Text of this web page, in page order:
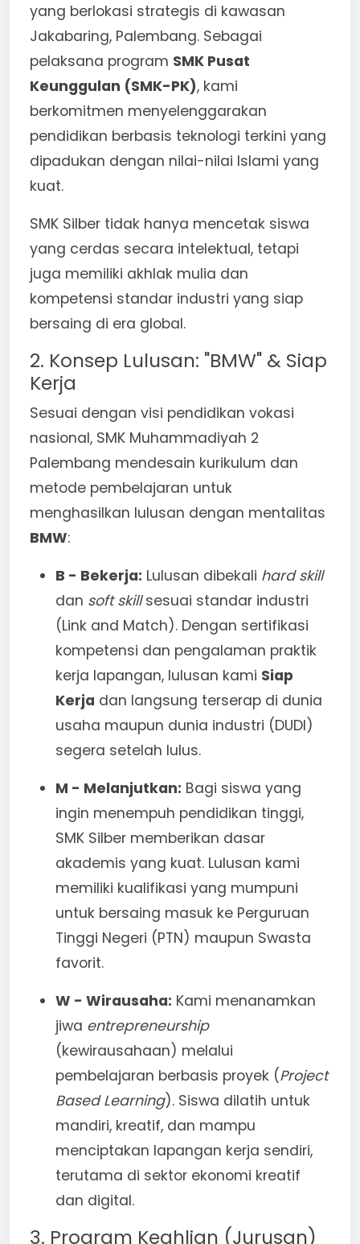
yang berlokasi strategis di kawasan
Jakabaring, Palembang. Sebagai
pelaksana program SMK Pusat
Keunggulan (SMK-PK), kami
berkomitmen menyelenggarakan
pendidikan berbasis teknologi terkini yang
dipadukan dengan nilai-nilai Islami yang
kuat.
SMK Silber tidak hanya mencetak siswa
yang cerdas secara intelektual, tetapi
juga memiliki akhlak mulia dan
kompetensi standar industri yang siap
bersaing di era global.
2. Konsep Lulusan: "BMW" & Siap
Kerja
Sesuai dengan visi pendidikan vokasi
nasional, SMK Muhammadiyah 2
Palembang mendesain kurikulum dan
metode pembelajaran untuk
menghasilkan lulusan dengan mentalitas
BMW:
B - Bekerja: Lulusan dibekali hard skill
dan soft skillsesuai standar industri
(Link and Match). Dengan sertifikasi
kompetensi dan pengalaman praktik
kerja lapangan, lulusan kami Siap
Kerja dan langsung terserap di dunia
usaha maupun dunia industri (DUDI)
segera setelah lulus.
M - Melanjutkan: Bagi siswa yang
ingin menempuh pendidikan tinggi,
SMK Silber memberikan dasar
akademis yang kuat. Lulusan kami
memiliki kualifikasi yang mumpuni
untuk bersaing masuk ke Perguruan
Tinggi Negeri (PTN) maupun Swasta
favorit.
W - Wirausaha: Kami menanamkan
jiwa entrepreneurship
(kewirausahaan) melalui
pembelajaran berbasis proyek (Project
Based Learning). Siswa dilatih untuk
mandiri, kreatif, dan mampu
menciptakan lapangan kerja sendiri,
terutama di sektor ekonomi kreatif
dan digital.
3. Program Keahlian (Jurusan)